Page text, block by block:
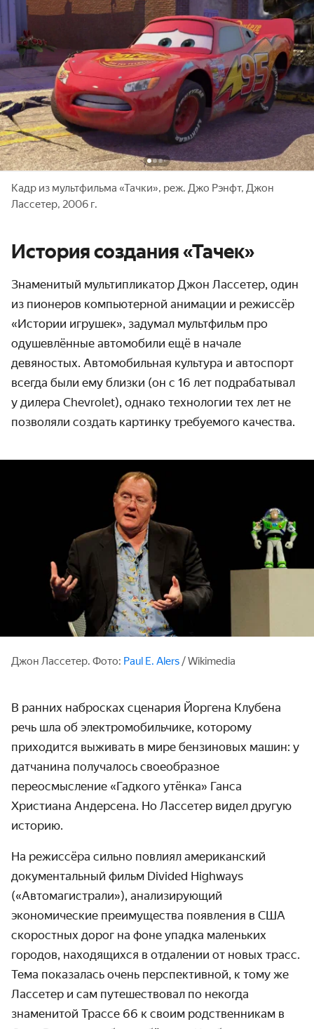
Кадр из мультфильма «Тачки», реж. Джо Рэнфт, Джон
Лассетер, 2006 г.
История создания «Тачек»
Знаменитый мультипликатор Джон Лассетер, один
из пионеров компьютерной анимации и режиссёр
«Истории игрушек», задумал мультфильм про
одушевлённые автомобили ещё в начале
девяностых. Автомобильная культура и автоспорт
всегда были ему близки (он с 16 лет подрабатывал
у дилера Chevrolet), однако технологии тех лет не
позволяли создать картинку требуемого качества.
Джон Лассетер. Фото: Paul E. Alers/ Wikimedia
В ранних набросках сценария Йоргена Клубена
речь шла об электромобильчике, которому
приходится выживать в мире бензиновых машин: у
датчанина получалось своеобразное
переосмысление «Гадкого утёнка» Ганса
Христиана Андерсена. Но Лассетер видел другую
историю.
На режиссёра сильно повлиял американский
документальный фильм Divided Highways
(«Автомагистрали»), анализирующий
экономические преимущества появления в США
скоростных дорог на фоне упадка маленьких
городов, находящихся в отдалении от новых трасс.
Тема показалась очень перспективной, к тому же
Лассетер и сам путешествовал по некогда
знаменитой Трассе 66 к своим родственникам в